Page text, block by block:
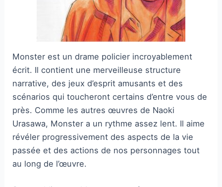
Monster est un drame policier incroyablement
écrit. Il contient une merveilleuse structure
narrative, des jeux d’esprit amusants et des
scénarios qui toucheront certains d’entre vous de
près. Comme les autres œuvres de Naoki
Urasawa, Monster a un rythme assez lent. Il aime
révéler progressivement des aspects de la vie
passée et des actions de nos personnages tout
au long de l’œuvre.